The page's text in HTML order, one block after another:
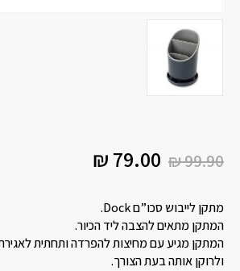
₪99.90
₪ 79.00
מתקן לייבוש סכו”ם Dock.
המתקן מתאים להצבה ליד הכיור.
המתקן מגיע עם מחיצות להפרדה ותחתית לאגירת
ולרוקן אותה בעת הצורך.